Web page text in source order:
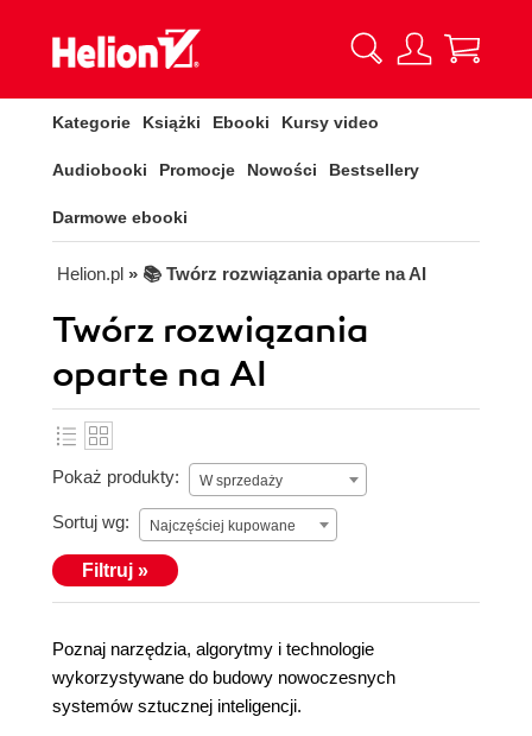
Kategorie Książki Ebooki Kursy video
Audiobooki Promocje Nowości Bestsellery
Darmowe ebooki
Helion.pl » 📚 Twórz rozwiązania oparte na AI
Twórz rozwiązania
oparte na AI
Pokaż produkty: W sprzedaży
Sortuj wg: Najczęściej kupowane
Filtruj »
Poznaj narzędzia, algorytmy i technologie
wykorzystywane do budowy nowoczesnych
systemów sztucznej inteligencji.